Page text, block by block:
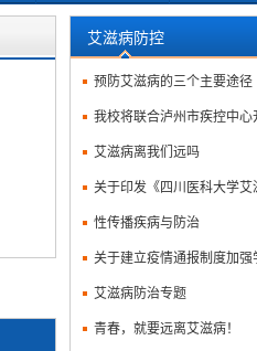
艾滋病防控
预防艾滋病的三个主要途径
我校将联合泸州市疾控中
艾滋病离我们远吗
关于印发《四川医科大学
性传播疾病与防治
关于建立疫情通报制度加
艾滋病防治专题
青春，就要远离艾滋病！